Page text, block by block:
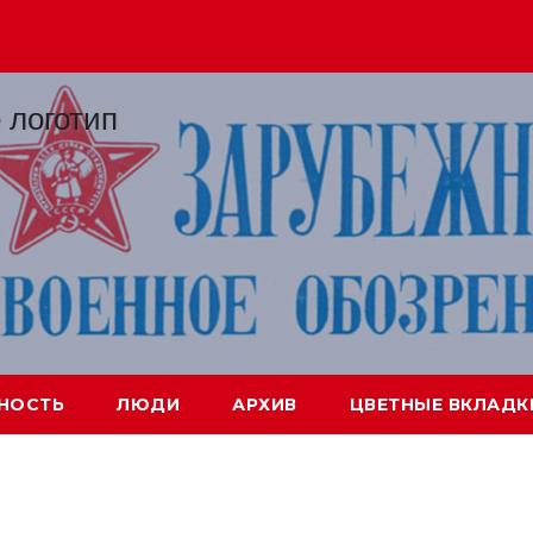
ЛЮДИ АРХИВ ЦВЕТНЫЕ